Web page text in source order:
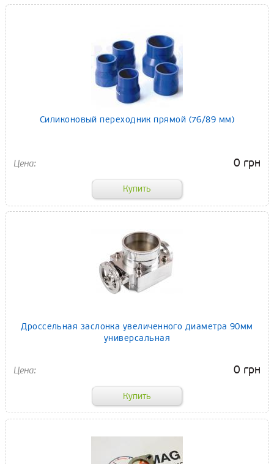
Cиликоновый переходник прямой (76/89 мм)
0 грн
Дроссельная заслонка увеличенного диаметра 90мм
универсальная
0 грн